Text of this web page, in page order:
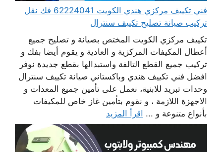
فني تكييف مركزي هندي الكويت 62224041 فك نقل
تركيب صيانة تصليح تكييف سنترال
تكييف مركزي الكويت المختص بصيانة و تصليح جميع
أعطال المكيفات المركزية و العادية و يقوم أيضا بفك و
تركيب جميع القطع التالفة واستبدالها بقطع جديدة نوفر
افضل فني تكييف هندي وباكستاني صيانة تكييف سنترال
وحدات تبريد للابنية، نعمل على تأمين جميع المعدات و
الاجهزة اللازمة ، و نقوم بتأمين غاز خاص للمكيفات
بأنواع متنوعة و ... اقرأ المزيد